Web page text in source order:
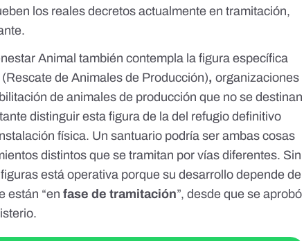
los reales decretos actualmente en tramitación,
Animal también contempla la figura específica
(Rescate de Animales de Producción), organizaciones
de animales de producción que no se destinan
distinguir esta figura de la del refugio definitivo
física. Un santuario podría ser ambas cosas
distintos que se tramitan por vías diferentes. Sin
está operativa porque su desarrollo depende de
están “enfase de tramitación”, desde que se aprobó